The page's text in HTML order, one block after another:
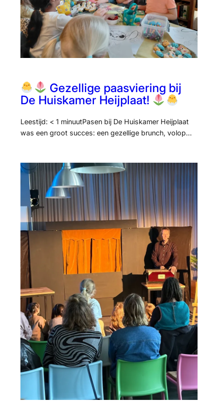
Gezellige paasviering bij
De Huiskamer Heijplaat!
Leestijd: < 1 minuutPasen bij De Huiskamer Heijplaat
was een groot succes: een gezellige brunch, volop…